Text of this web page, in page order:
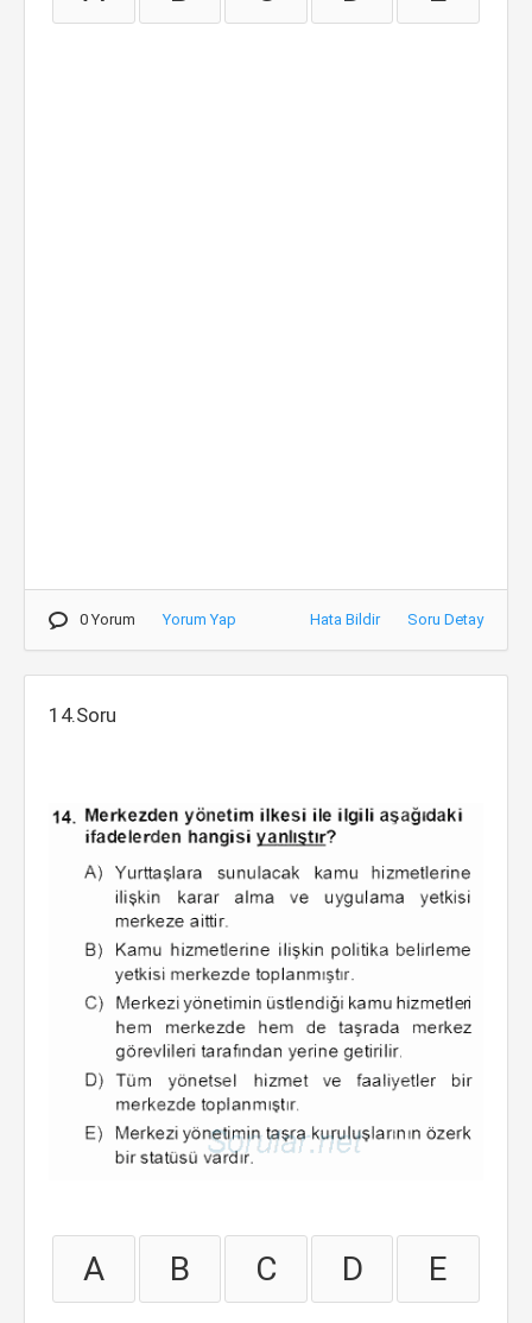
0 Yorum Yorum Yap Hata Bildir Soru Detay
14.Soru
A B C D E